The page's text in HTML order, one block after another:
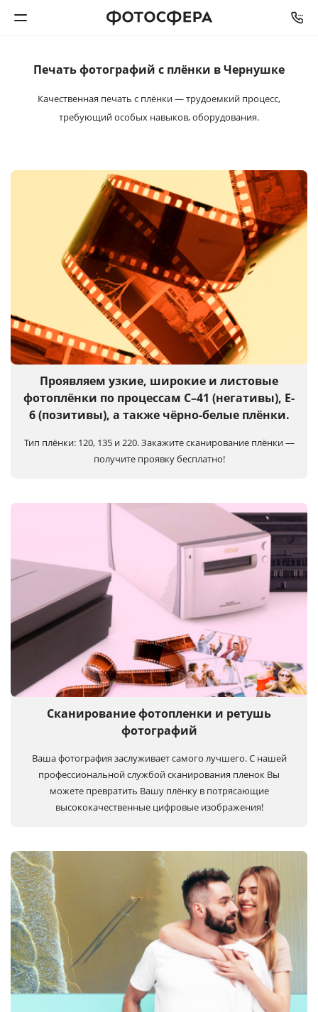
Печать фото
Интерьерная печать
Багетная мастерская
Услуги и сервис
Печать фотографий с плёнки в Чернушке
Качественная печать с плёнки — трудоемкий процесс,
требующий особых навыков, оборудования.
Проявляем узкие, широкие и листовые
фотоплёнки по процессам C–41 (негативы), E-
6 (позитивы), а также чёрно-белые плёнки.
Тип плёнки: 120, 135 и 220.Закажите сканирование плёнки —
получите проявку бесплатно!
Сканирование фотопленки и ретушь
фотографий
Ваша фотография заслуживает самого лучшего. С нашей
профессиональной службой сканирования пленок Вы
можете превратить Вашу плёнку в потрясающие
высококачественные цифровые изображения!